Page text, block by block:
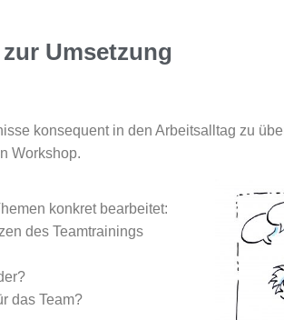
Umsetzung
konsequent in den Arbeitsalltag zu
Workshop.
konkret bearbeitet:
des Teamtrainings
das Team?